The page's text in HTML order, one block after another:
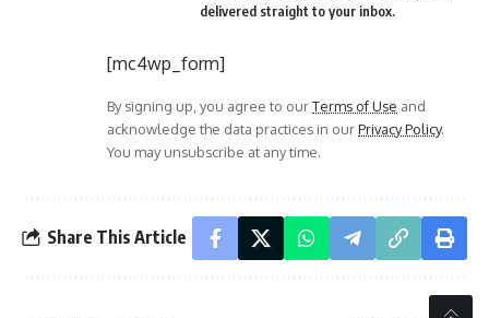
delivered straight to your inbox.
[mc4wp_form]
By signing up, you agree to ourTerms of Use and
acknowledge the data practices in ourPrivacy Policy.
You may unsubscribe at any time.
Share This Article